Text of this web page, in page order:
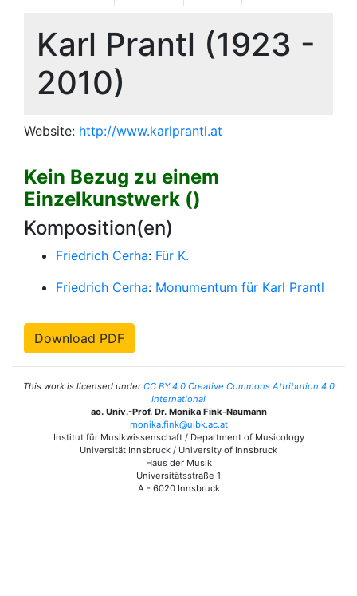
Karl Prantl (1923 -
2010)
Website: http://www.karlprantl.at
Kein Bezug zu einem
Einzelkunstwerk ()
Komposition(en)
Friedrich Cerha: Für K.
Friedrich Cerha: Monumentum für Karl Prantl
Download PDF
This work is licensed underCC BY 4.0 Creative Commons Attribution 4.0
International
ao. Univ.-Prof. Dr. Monika Fink-Naumann
monika.fink@uibk.ac.at
Institut für Musikwissenschaft / Department of Musicology
Universität Innsbruck / University of Innsbruck
Haus der Musik
Universitätsstraße 1
A - 6020 Innsbruck